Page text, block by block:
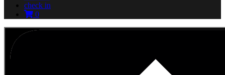
check in
0